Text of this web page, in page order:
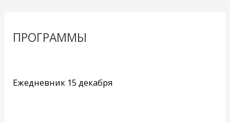
ПРОГРАММЫ
Ежедневник 15 декабря